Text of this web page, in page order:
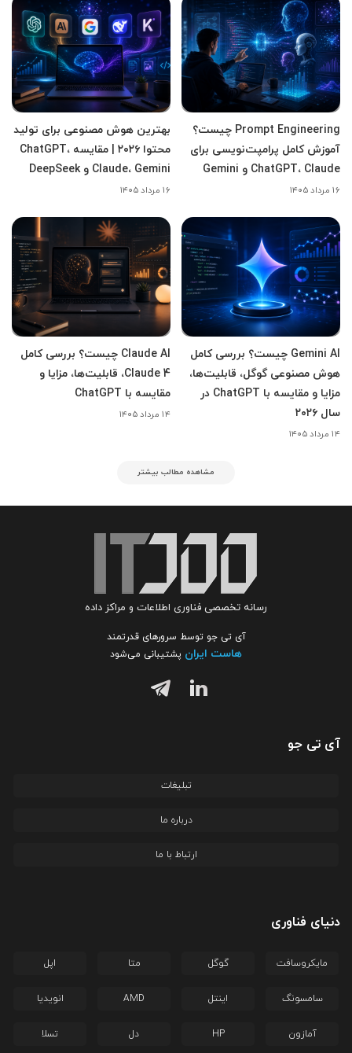
Prompt Engineering چیست؟
آموزش کامل پرامپت‌نویسی برای
ChatGPT، Claude و Gemini
۱۶ مرداد ۱۴۰۵
بهترین هوش مصنوعی برای تولید
محتوا ۲۰۲۶ | مقایسه ChatGPT،
Claude، Gemini و DeepSeek
۱۶ مرداد ۱۴۰۵
Gemini AI چیست؟ بررسی کامل
هوش مصنوعی گوگل، قابلیت‌ها،
مزایا و مقایسه با ChatGPT در
سال ۲۰۲۶
۱۴ مرداد ۱۴۰۵
Claude AI چیست؟ بررسی کامل
Claude 4، قابلیت‌ها، مزایا و
مقایسه با ChatGPT
۱۴ مرداد ۱۴۰۵
مشاهده مطالب بیشتر
رسانه تخصصی فناوری اطلاعات و مراکز داده
آی تی جو توسط سرورهای قدرتمند
هاست ایران پشتیبانی می‌شود
آی تی جو
تبلیغات
درباره ما
ارتباط با ما
دنیای فناوری
مایکروسافت گوگل متا اپل
سامسونگ اینتل AMD انویدیا
آمازون HP دل تسلا